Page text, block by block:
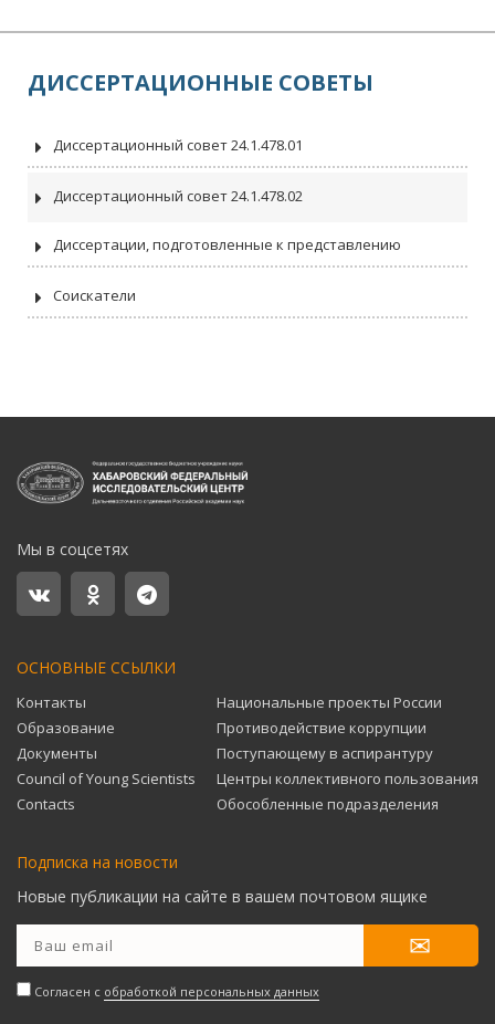
ДИССЕРТАЦИОННЫЕ СОВЕТЫ
Диссертационный совет 24.1.478.01
Диссертационный совет 24.1.478.02
Диссертации, подготовленные к представлению
Соискатели
Мы в соцсетях
ОСНОВНЫЕ ССЫЛКИ
Контакты
Образование
Документы
Council of Young Scientists
Contacts
Национальные проекты России
Противодействие коррупции
Поступающему в аспирантуру
Центры коллективного пользования
Обособленные подразделения
Подписка на новости
Новые публикации на сайте в вашем почтовом ящике
Согласен с обработкой персональных данных